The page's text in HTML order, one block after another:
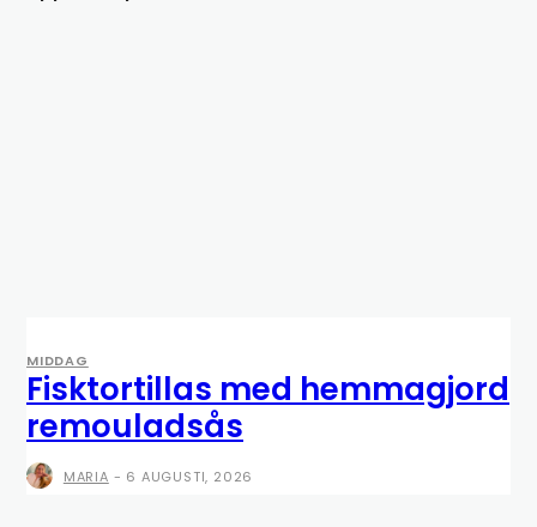
MIDDAG
Fisktortillas med hemmagjord
remouladsås
MARIA - 6 AUGUSTI, 2026